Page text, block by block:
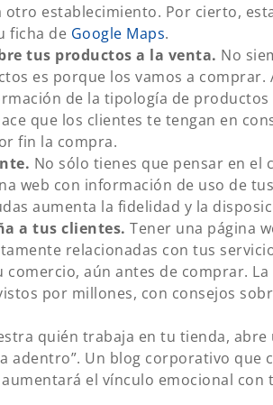
otro establecimiento. Por cierto,
ficha de Google Maps.
tus productos a la venta. No
es porque los vamos a comprar.
de la tipología de productos
que los clientes te tengan en
fin la compra.
No sólo tienes que pensar en
web con información de uso de
aumenta la fidelidad y la
a tus clientes. Tener una página
relacionadas con tus
aún antes de comprar.
por millones, con consejos
quién trabaja en tu tienda,
adentro”. Un blog corporativo que
el vínculo emocional con